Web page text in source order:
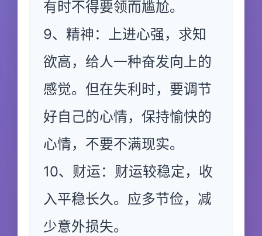
有时不得要领而尴尬。
9、精神：上进心强，求知
欲高，给人一种奋发向上的
感觉。但在失利时，要调节
好自己的心情，保持愉快的
心情，不要不满现实。
10、财运：财运较稳定，收
入平稳长久。应多节俭，减
少意外损失。